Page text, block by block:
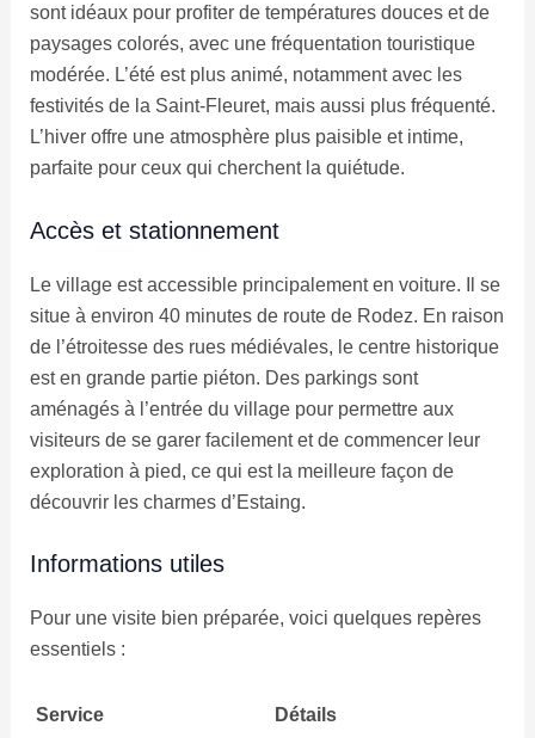
sont idéaux pour profiter de températures douces et de
paysages colorés, avec une fréquentation touristique
modérée. L’été est plus animé, notamment avec les
festivités de la Saint-Fleuret, mais aussi plus fréquenté.
L’hiver offre une atmosphère plus paisible et intime,
parfaite pour ceux qui cherchent la quiétude.
Accès et stationnement
Le village est accessible principalement en voiture. Il se
situe à environ 40 minutes de route de Rodez. En raison
de l’étroitesse des rues médiévales, le centre historique
est en grande partie piéton. Des parkings sont
aménagés à l’entrée du village pour permettre aux
visiteurs de se garer facilement et de commencer leur
exploration à pied, ce qui est la meilleure façon de
découvrir les charmes d’Estaing.
Informations utiles
Pour une visite bien préparée, voici quelques repères
essentiels :
Service
Détails